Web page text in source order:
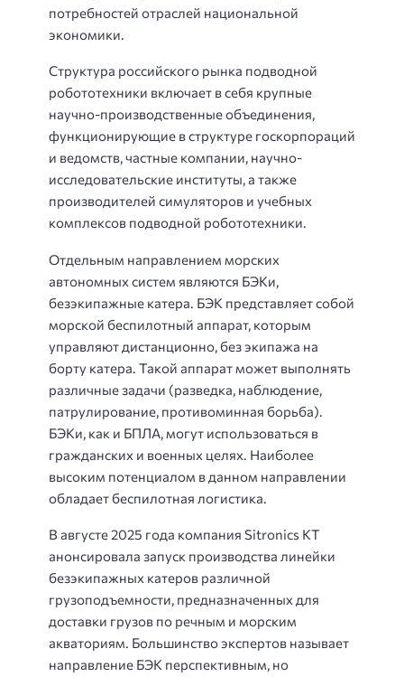
потребностей отраслей национальной
экономики.
Структура российского рынка подводной
робототехники включает в себя крупные
научно-производственные объединения,
функционирующие в структуре госкорпораций
и ведомств, частные компании, научно-
исследовательские институты, а также
производителей симуляторов и учебных
комплексов подводной робототехники.
Отдельным направлением морских
автономных систем являются БЭКи,
безэкипажные катера. БЭК представляет собой
морской беспилотный аппарат, которым
управляют дистанционно, без экипажа на
борту катера. Такой аппарат может выполнять
различные задачи (разведка, наблюдение,
патрулирование, противоминная борьба).
БЭКи, как и БПЛА, могут использоваться в
гражданских и военных целях. Наиболее
высоким потенциалом в данном направлении
обладает беспилотная логистика.
В августе 2025 года компания Sitronics KT
анонсировала запуск производства линейки
безэкипажных катеров различной
грузоподъемности, предназначенных для
доставки грузов по речным и морским
акваториям. Большинство экспертов называет
направление БЭК перспективным, но